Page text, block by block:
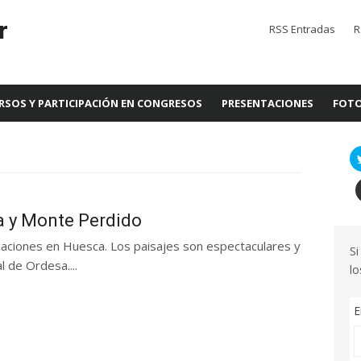
RSS Entradas
Y PARTICIPACIÓN EN CONGRESOS PRESENTACIONES
y Monte Perdido
en Huesca. Los paisajes son espectaculares y
de Ordesa....